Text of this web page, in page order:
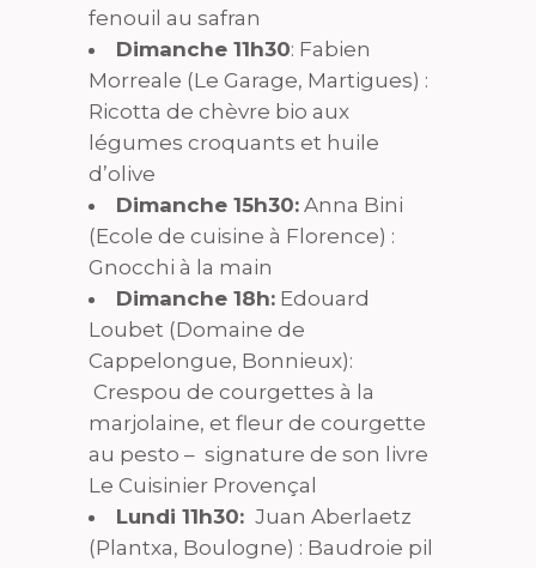
fenouil au safran
Dimanche 11h30: Fabien
Morreale (Le Garage, Martigues) :
Ricotta de chèvre bio aux
légumes croquants et huile
d’olive
Dimanche 15h30: Anna Bini
(Ecole de cuisine à Florence) :
Gnocchi à la main
Dimanche 18h: Edouard
Loubet (Domaine de
Cappelongue, Bonnieux):
Crespou de courgettes à la
marjolaine, et fleur de courgette
au pesto – signature de son livre
Le Cuisinier Provençal
Lundi 11h30: Juan Aberlaetz
(Plantxa, Boulogne) : Baudroie pil